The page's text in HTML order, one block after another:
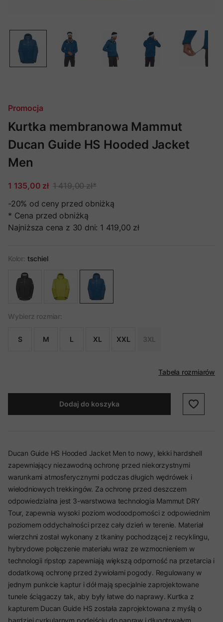
Promocja
Kurtka membranowa Mammut
Ducan Guide HS Hooded Jacket
Men
1 135,00 zł 1 419,00 zł*
-20% od ceny przed obniżką
* Cena przed obniżką
Najniższa cena z 30 dni: 1 419,00 zł
Kolor: tschiel
Wybierz rozmiar:
S M L XL XXL 3XL
Tabela rozmiarów
Dodaj do koszyka
Ducan Guide HS Hooded Jacket Men to nowy, lekki hardshell
zapewniający niezawodną ochronę przed niekorzystnymi
warunkami atmosferycznymi podczas długich wędrówek i
wielodniowych trekkingów. Za ochronę przed deszczem
odpowiedzialna jest 3-warstwowa technologia Mammut DRY
Tour, zapewnia wysoki poziom wodoodporności z odpowiednim
poziomem oddychalności przez cały dzień w terenie. Materiał
wierzchni został wykonany z tkaniny pochodzącej z recyklingu,
hybrydowe połączenie materiału wraz ze wzmocnieniem w
technologii ripstop zapewniają większą odporność na przetarcia i
dodatkową ochronę przed żywiołami pogody. Regulowany w
jednym punkcie kaptur i dół mają specjalnie zaprojektowane
tunele ściągaczy tak, aby były łatwe do naprawy. Kurtka z
kapturem Ducan Guide HS została zaprojektowana z myślą o
bardziej cyrkularnym podejściu do napraw i długotrwałym